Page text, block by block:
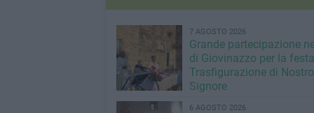
7 AGOSTO 2026
Grande partecipazione
di Giovinazzo per la
Trasfigurazione di Nostro
Signore
6 AGOSTO 2026